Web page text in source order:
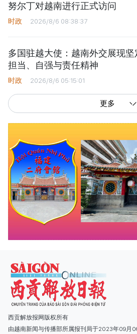
努尔丁对越南进行正式访问
时政 2026/8/6 08:38:37
多国驻越大使：越南外交展现坚
担当、自强与责任精神
时政 2026/8/6 05:15:01
更多
西贡解放报网版权所有
由越南新闻与传播部所属报刊局于2023年09月
副总编辑: 阮玉英、范文长、裴氏红霜、张德义
阮克强、陈嘉宝
主编: 阮玉英
社址: 胡志明市棋盘坊阮氏明开街432-434号
总台: (028) 39294091 - 转 060
热线: 096.558.1888
编辑部: (028) 39294092 - 转 060